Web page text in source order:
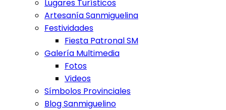
Lugares Turísticos
Artesanía Sanmiguelina
Festividades
Fiesta Patronal SM
Galería Multimedia
Fotos
Videos
Símbolos Provinciales
Blog Sanmiguelino